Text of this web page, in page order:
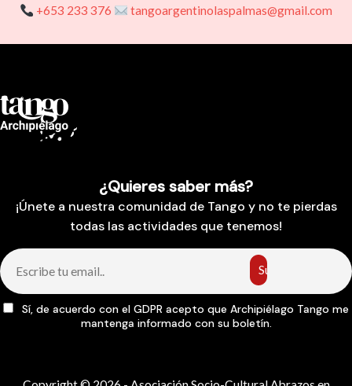
+653 233 376
tangoargentinolaspalmas@gmail.com
¿Quieres saber más?
¡Únete a nuestra comunidad de Tango y no te pierdas
todas las actividades que tenemos!
Sí, de acuerdo con el GDPR acepto que Archipiélago Tango me
mantenga informado con su boletín.